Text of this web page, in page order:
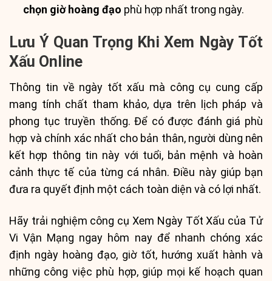
chọn giờ hoàng đạo phù hợp nhất trong ngày.
Lưu Ý Quan Trọng Khi Xem Ngày Tốt
Xấu Online
Thông tin về ngày tốt xấu mà công cụ cung cấp
mang tính chất tham khảo, dựa trên lịch pháp và
phong tục truyền thống. Để có được đánh giá phù
hợp và chính xác nhất cho bản thân, người dùng nên
kết hợp thông tin này với tuổi, bản mệnh và hoàn
cảnh thực tế của từng cá nhân. Điều này giúp bạn
đưa ra quyết định một cách toàn diện và có lợi nhất.
Hãy trải nghiệm công cụ Xem Ngày Tốt Xấu của Tử
Vi Vận Mạng ngay hôm nay để nhanh chóng xác
định ngày hoàng đạo, giờ tốt, hướng xuất hành và
những công việc phù hợp, giúp mọi kế hoạch quan